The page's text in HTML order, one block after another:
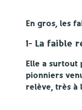
En gros, les
1- La faible
Elle a surtout
pionniers
relève, très à